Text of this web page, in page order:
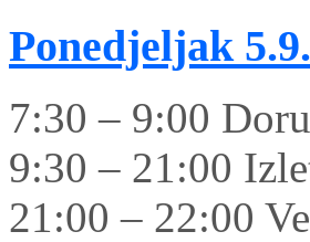
Ponedjeljak5.9.
7:30 – 9:00
9:30 – 21:00
21:00 – 22:00